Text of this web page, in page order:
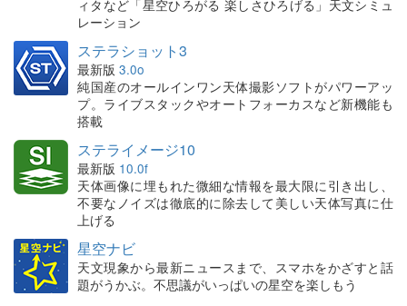
ィタなど「星空ひろがる 楽しさひろげる」天文シミュ
レーション
ステラショット3
最新版 3.0o
純国産のオールインワン天体撮影ソフトがパワーアッ
プ。ライブスタックやオートフォーカスなど新機能も
搭載
ステライメージ10
最新版 10.0f
天体画像に埋もれた微細な情報を最大限に引き出し、
不要なノイズは徹底的に除去して美しい天体写真に仕
上げる
星空ナビ
天文現象から最新ニュースまで、スマホをかざすと話
題がうかぶ。不思議がいっぱいの星空を楽しもう